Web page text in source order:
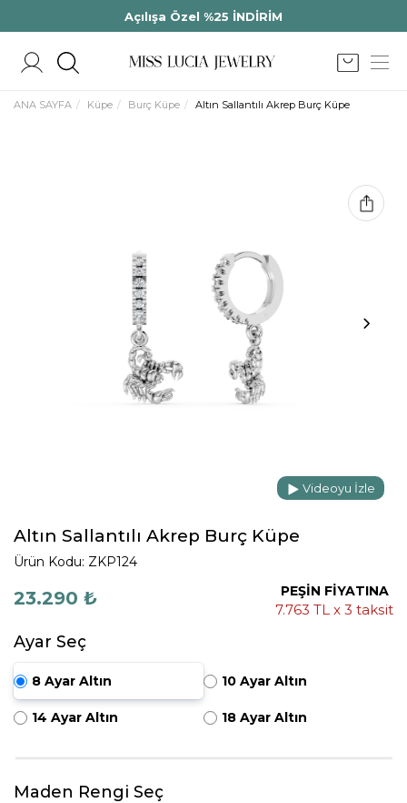
Açılışa Özel %25 İNDİRİM
ANA SAYFA Küpe Burç Küpe Altın Sallantılı Akrep Burç Küpe
Videoyu İzle
Altın Sallantılı Akrep Burç Küpe
Ürün Kodu: ZKP124
23.290 ₺ PEŞİN FİYATINA
7.763 TL x 3 taksit
Ayar Seç
8 Ayar Altın 10 Ayar Altın
14 Ayar Altın 18 Ayar Altın
Maden Rengi Seç